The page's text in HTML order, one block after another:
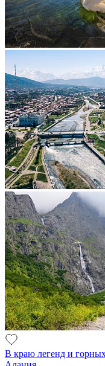
В краю легенд и